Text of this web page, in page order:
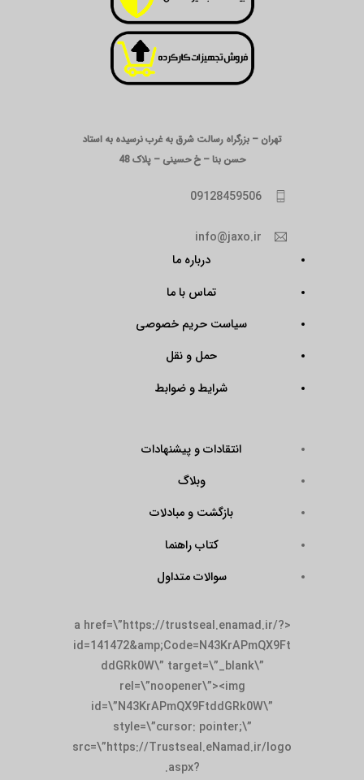
تهران – بزرگراه رسالت شرق به غرب نرسیده به استاد
حسن بنا – خ حسینی – پلاک 48
09128459506
info@jaxo.ir
درباره ما
تماس با ما
سیاست حریم خصوصی
حمل و نقل
شرایط و ضوابط
انتقادات و پیشنهادات
وبلاگ
بازگشت و مبادلات
کتاب راهنما
سوالات متداول
<a href=\”https://trustseal.enamad.ir/?
id=141472&amp;Code=N43KrAPmQX9Ft
ddGRk0W\” target=\”_blank\”
rel=\”noopener\”><img
id=\”N43KrAPmQX9FtddGRk0W\”
style=\”cursor: pointer;\”
src=\”https://Trustseal.eNamad.ir/logo
.aspx?